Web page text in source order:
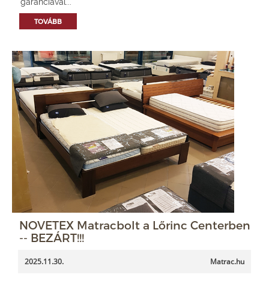
TOVÁBB
NOVETEX Matracbolt a Lőrinc Centerben
-- BEZÁRT!!!
2025.11.30. Matrac.hu